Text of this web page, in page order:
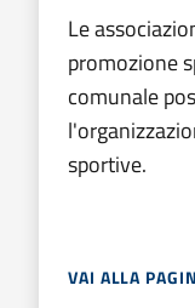
Le
promozione
comunale
sportive.
VAI ALLA